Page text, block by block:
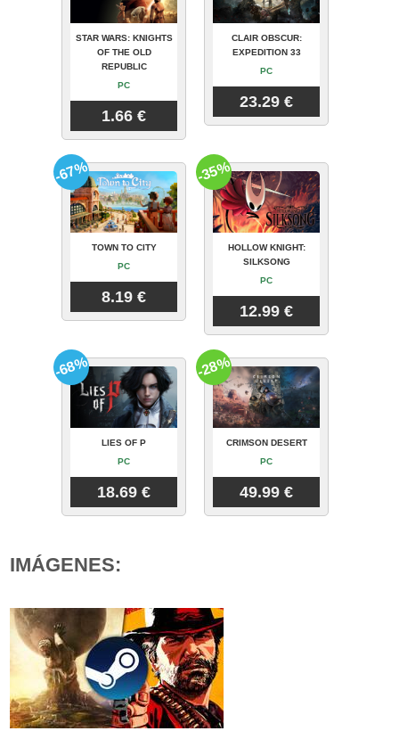
STAR WARS: KNIGHTS
OF THE OLD
REPUBLIC
PC
1.66 €
CLAIR OBSCUR:
EXPEDITION 33
PC
23.29 €
TOWN TO CITY
PC
8.19 €
-67%
HOLLOW KNIGHT:
SILKSONG
PC
12.99 €
-35%
LIES OF P
PC
18.69 €
-68%
CRIMSON DESERT
PC
49.99 €
-28%
IMÁGENES: